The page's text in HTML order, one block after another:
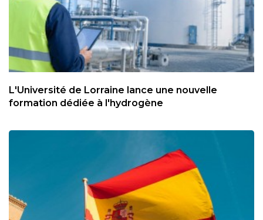
L'Université de Lorraine lance une nouvelle
formation dédiée à l'hydrogène